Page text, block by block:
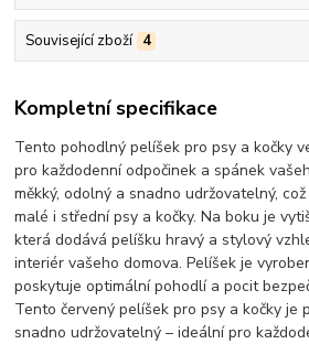
Související zboží 4
Kompletní specifikace
Tento pohodlný pelíšek pro psy a kočky
pro každodenní odpočinek a spánek
měkký, odolný a snadno udržovatelný,
malé i střední psy a kočky. Na boku je
která dodává pelíšku hravý a stylový
interiér vašeho domova. Pelíšek je
poskytuje optimální pohodlí a pocit
Tento červený pelíšek pro psy a kočky je
snadno udržovatelný – ideální pro